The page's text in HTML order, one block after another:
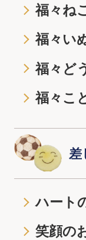
福々ね
福々い
福々ど
福々こ
差
ハート
笑顔の